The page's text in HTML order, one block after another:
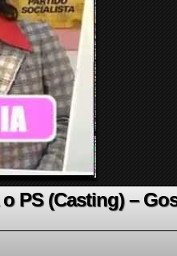
PS (Casting) –